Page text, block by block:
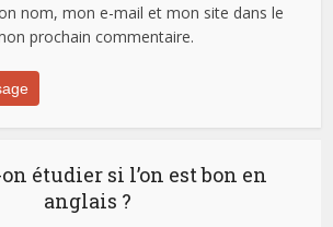
nom, mon e-mail et mon site dans le
prochain commentaire.
étudier si l’on est bon en
anglais ?